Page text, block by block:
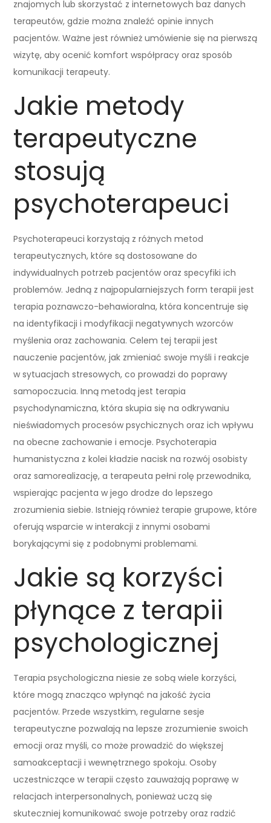
znajomych lub skorzystać z internetowych baz danych
terapeutów, gdzie można znaleźć opinie innych
pacjentów. Ważne jest również umówienie się na pierwszą
wizytę, aby ocenić komfort współpracy oraz sposób
komunikacji terapeuty.
Jakie metody
terapeutyczne
stosują
psychoterapeuci
Psychoterapeuci korzystają z różnych metod
terapeutycznych, które są dostosowane do
indywidualnych potrzeb pacjentów oraz specyfiki ich
problemów. Jedną z najpopularniejszych form terapii jest
terapia poznawczo-behawioralna, która koncentruje się
na identyfikacji i modyfikacji negatywnych wzorców
myślenia oraz zachowania. Celem tej terapii jest
nauczenie pacjentów, jak zmieniać swoje myśli i reakcje
w sytuacjach stresowych, co prowadzi do poprawy
samopoczucia. Inną metodą jest terapia
psychodynamiczna, która skupia się na odkrywaniu
nieświadomych procesów psychicznych oraz ich wpływu
na obecne zachowanie i emocje. Psychoterapia
humanistyczna z kolei kładzie nacisk na rozwój osobisty
oraz samorealizację, a terapeuta pełni rolę przewodnika,
wspierając pacjenta w jego drodze do lepszego
zrozumienia siebie. Istnieją również terapie grupowe, które
oferują wsparcie w interakcji z innymi osobami
borykającymi się z podobnymi problemami.
Jakie są korzyści
płynące z terapii
psychologicznej
Terapia psychologiczna niesie ze sobą wiele korzyści,
które mogą znacząco wpłynąć na jakość życia
pacjentów. Przede wszystkim, regularne sesje
terapeutyczne pozwalają na lepsze zrozumienie swoich
emocji oraz myśli, co może prowadzić do większej
samoakceptacji i wewnętrznego spokoju. Osoby
uczestniczące w terapii często zauważają poprawę w
relacjach interpersonalnych, ponieważ uczą się
skuteczniej komunikować swoje potrzeby oraz radzić